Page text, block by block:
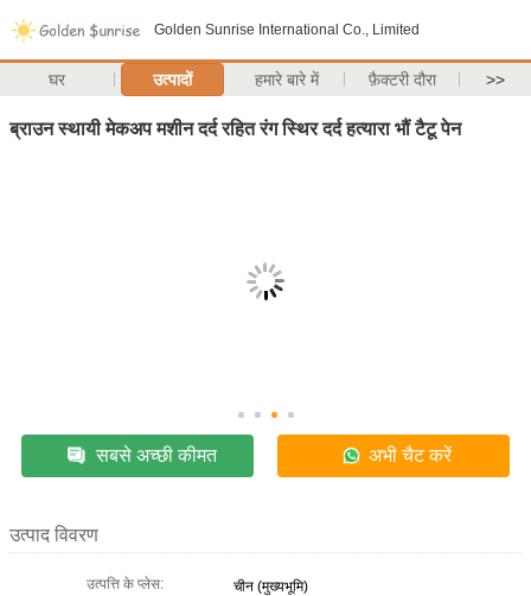
Golden Sunrise International Co., Limited
घर उत्पादों हमारे बारे में फ़ैक्टरी दौरा >>
ब्राउन स्थायी मेकअप मशीन दर्द रहित रंग स्थिर दर्द हत्यारा भौं टैटू पेन
सबसे अच्छी कीमत अभी चैट करें
उत्पाद विवरण
उत्पत्ति के प्लेस:
चीन (मुख्यभूमि)